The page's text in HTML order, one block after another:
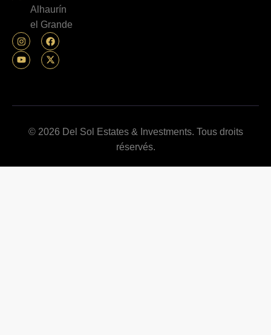
Alhaurín
el Grande
© 2026 Del Sol Estates & Investments. Tous droits
réservés.